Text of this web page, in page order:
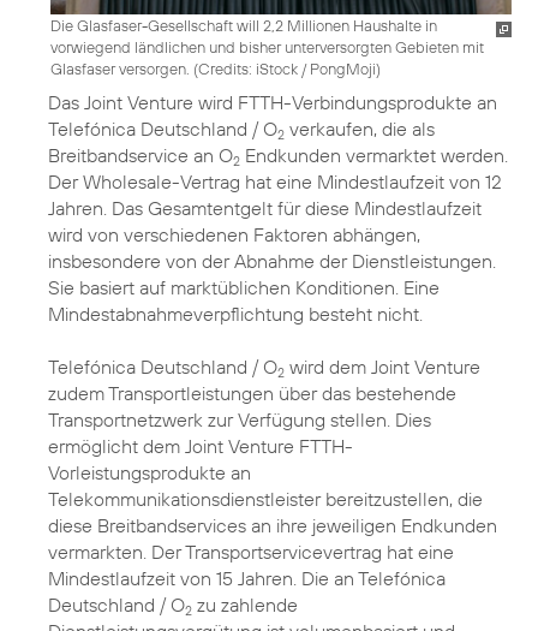
Die Glasfaser-Gesellschaft will 2,2 Millionen Haushalte in
vorwiegend ländlichen und bisher unterversorgten Gebieten mit
Glasfaser versorgen. (Credits: iStock / PongMoji)
Das Joint Venture wird FTTH-Verbindungsprodukte an
Telefónica Deutschland / O2 verkaufen, die als
Breitbandservice an O2 Endkunden vermarktet werden.
Der Wholesale-Vertrag hat eine Mindestlaufzeit von 12
Jahren. Das Gesamtentgelt für diese Mindestlaufzeit
wird von verschiedenen Faktoren abhängen,
insbesondere von der Abnahme der Dienstleistungen.
Sie basiert auf marktüblichen Konditionen. Eine
Mindestabnahmeverpflichtung besteht nicht.
Telefónica Deutschland / O2 wird dem Joint Venture
zudem Transportleistungen über das bestehende
Transportnetzwerk zur Verfügung stellen. Dies
ermöglicht dem Joint Venture FTTH-
Vorleistungsprodukte an
Telekommunikationsdienstleister bereitzustellen, die
diese Breitbandservices an ihre jeweiligen Endkunden
vermarkten. Der Transportservicevertrag hat eine
Mindestlaufzeit von 15 Jahren. Die an Telefónica
Deutschland / O2 zu zahlende